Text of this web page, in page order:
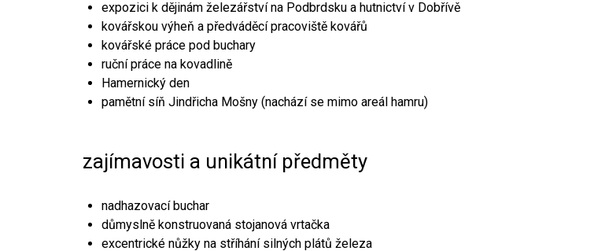
expozici k dějinám železářství na Podbrdsku a hutnictví v Dobřívě
kovářskou výheň a předváděcí pracoviště kovářů
kovářské práce pod buchary
ruční práce na kovadlině
Hamernický den
pamětní síň Jindřicha Mošny (nachází se mimo areál hamru)
zajímavosti a unikátní předměty
nadhazovací buchar
důmyslně konstruovaná stojanová vrtačka
excentrické nůžky na stříhání silných plátů železa